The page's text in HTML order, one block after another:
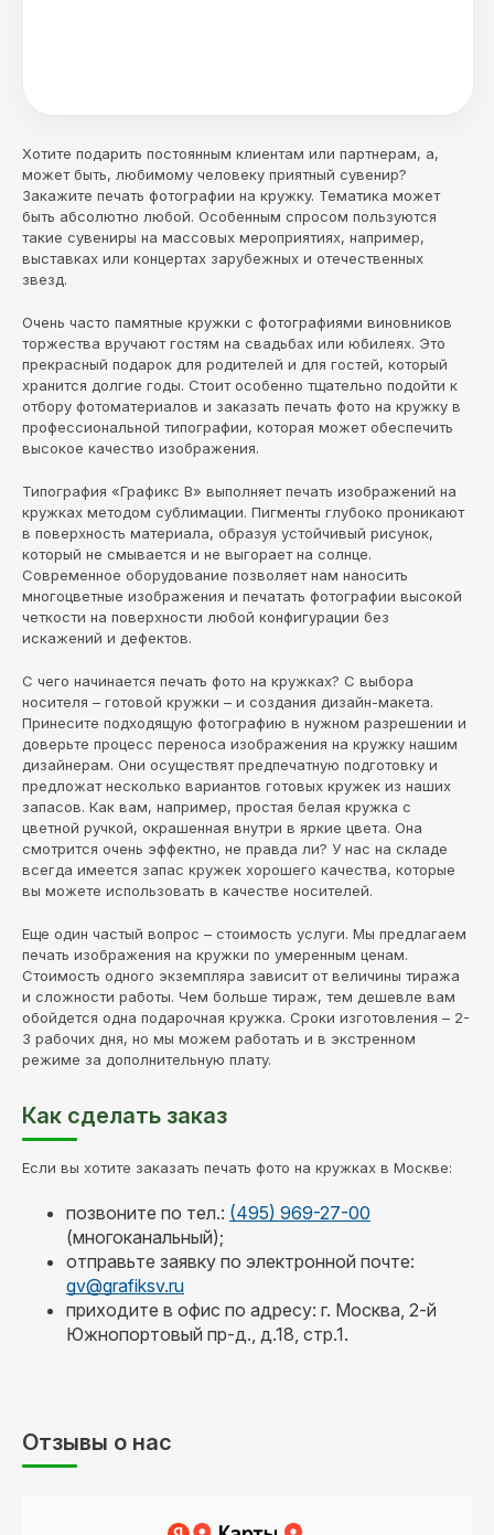
Хотите подарить постоянным клиентам или партнерам, а,
может быть, любимому человеку приятный сувенир?
Закажите печать фотографии на кружку. Тематика может
быть абсолютно любой. Особенным спросом пользуются
такие сувениры на массовых мероприятиях, например,
выставках или концертах зарубежных и отечественных
звезд.
Очень часто памятные кружки с фотографиями виновников
торжества вручают гостям на свадьбах или юбилеях. Это
прекрасный подарок для родителей и для гостей, который
хранится долгие годы. Стоит особенно тщательно подойти к
отбору фотоматериалов и заказать печать фото на кружку в
профессиональной типографии, которая может обеспечить
высокое качество изображения.
Типография «Графикс В» выполняет печать изображений на
кружках методом сублимации. Пигменты глубоко проникают
в поверхность материала, образуя устойчивый рисунок,
который не смывается и не выгорает на солнце.
Современное оборудование позволяет нам наносить
многоцветные изображения и печатать фотографии высокой
четкости на поверхности любой конфигурации без
искажений и дефектов.
С чего начинается печать фото на кружках? С выбора
носителя – готовой кружки – и создания дизайн-макета.
Принесите подходящую фотографию в нужном разрешении и
доверьте процесс переноса изображения на кружку нашим
дизайнерам. Они осуществят предпечатную подготовку и
предложат несколько вариантов готовых кружек из наших
запасов. Как вам, например, простая белая кружка с
цветной ручкой, окрашенная внутри в яркие цвета. Она
смотрится очень эффектно, не правда ли? У нас на складе
всегда имеется запас кружек хорошего качества, которые
вы можете использовать в качестве носителей.
Еще один частый вопрос – стоимость услуги. Мы предлагаем
печать изображения на кружки по умеренным ценам.
Стоимость одного экземпляра зависит от величины тиража
и сложности работы. Чем больше тираж, тем дешевле вам
обойдется одна подарочная кружка. Сроки изготовления – 2-
3 рабочих дня, но мы можем работать и в экстренном
режиме за дополнительную плату.
Как сделать заказ
Если вы хотите заказать печать фото на кружках в Москве:
позвоните по тел.: (495) 969-27-00
(многоканальный);
отправьте заявку по электронной почте:
gv@grafiksv.ru
приходите в офис по адресу: г. Москва, 2-й
Южнопортовый пр-д., д.18, стр.1.
Отзывы о нас